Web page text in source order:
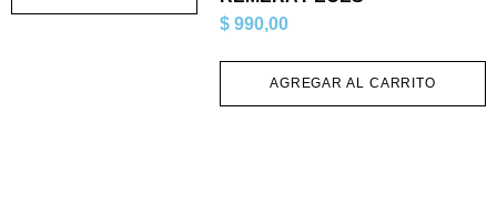
$ 990,00
AGREGAR AL CARRITO